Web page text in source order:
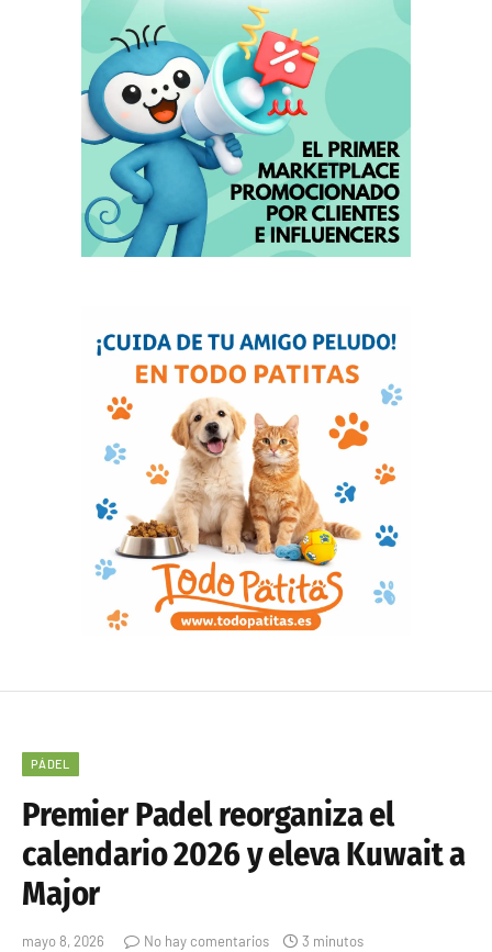
PÁDEL
Premier Padel reorganiza el
calendario 2026 y eleva Kuwait a
Major
mayo 8, 2026 No hay comentarios 3 minutos